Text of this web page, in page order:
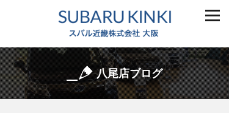
八尾店ブログ